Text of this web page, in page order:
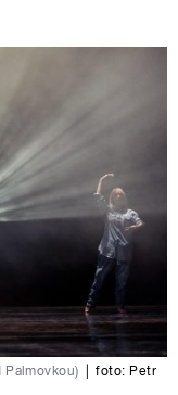
Palmovkou) foto:Petr